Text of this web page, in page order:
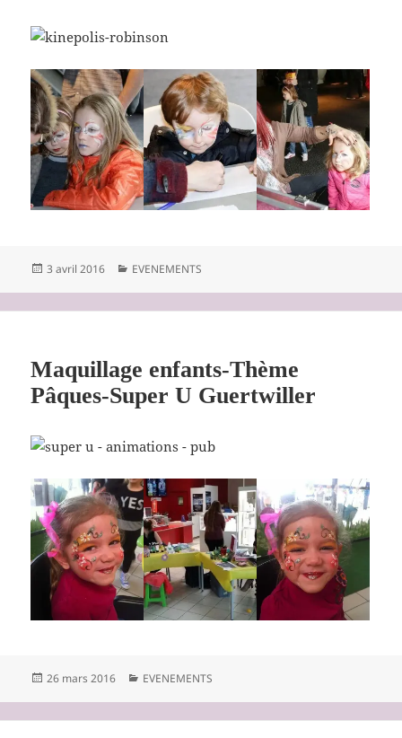
Publié
3 avril 2016 Catégories
EVENEMENTS
Maquillage enfants-Thème
Pâques-Super U Guertwiller
Publié
26 mars 2016 Catégories
EVENEMENTS